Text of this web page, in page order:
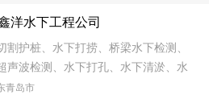
洋水下工程公司
割护桩、水下打捞、桥梁水下检测、
声波检测、水下打孔、水下清淤、水
、电厂管道清淤、市政清淤
青岛市